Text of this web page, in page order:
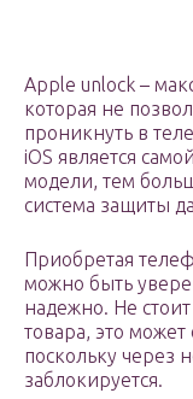
Apple unlock –
которая не
проникнуть в
iOS является
модели, тем
система защиты
Приобретая
можно быть
надежно. Не
товара, это может
поскольку через
заблокируется.